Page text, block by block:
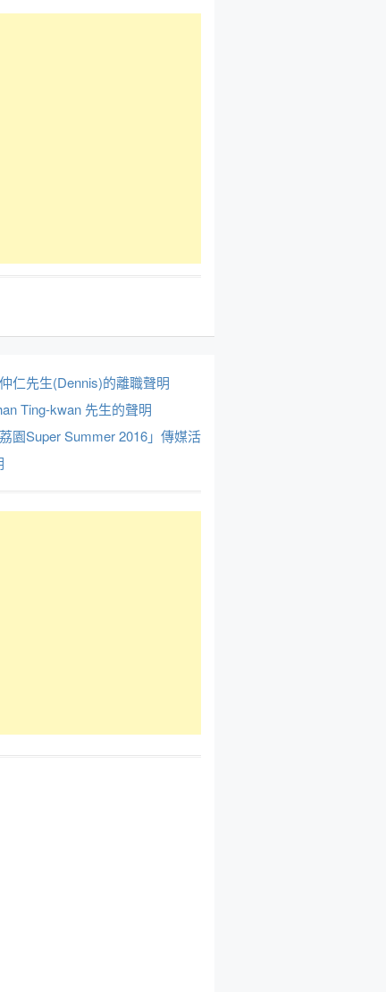
仁先生(Dennis)的離職聲明
Ting-kwan 先生的聲明
園Super Summer 2016」傳媒活